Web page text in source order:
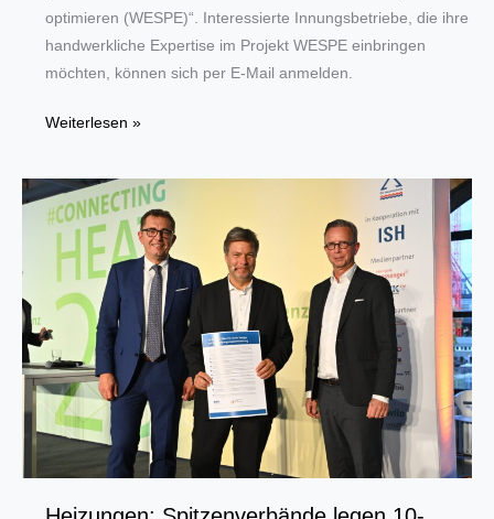
optimieren (WESPE)“. Interessierte Innungsbetriebe, die ihre
handwerkliche Expertise im Projekt WESPE einbringen
möchten, können sich per E-Mail anmelden.
Beschleunigung
Installationen
Weiterlesen »